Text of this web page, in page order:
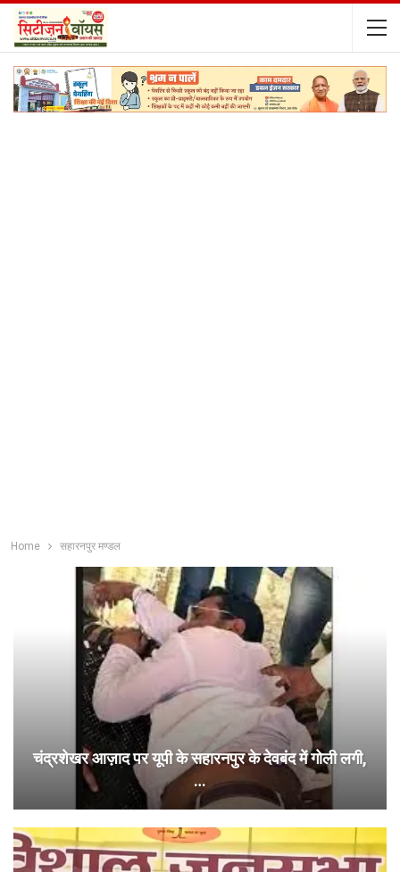
Home सहारनपुर मण्डल
चंद्रशेखर आज़ाद पर यूपी के सहारनपुर के देवबंद में गोली लगी,
…